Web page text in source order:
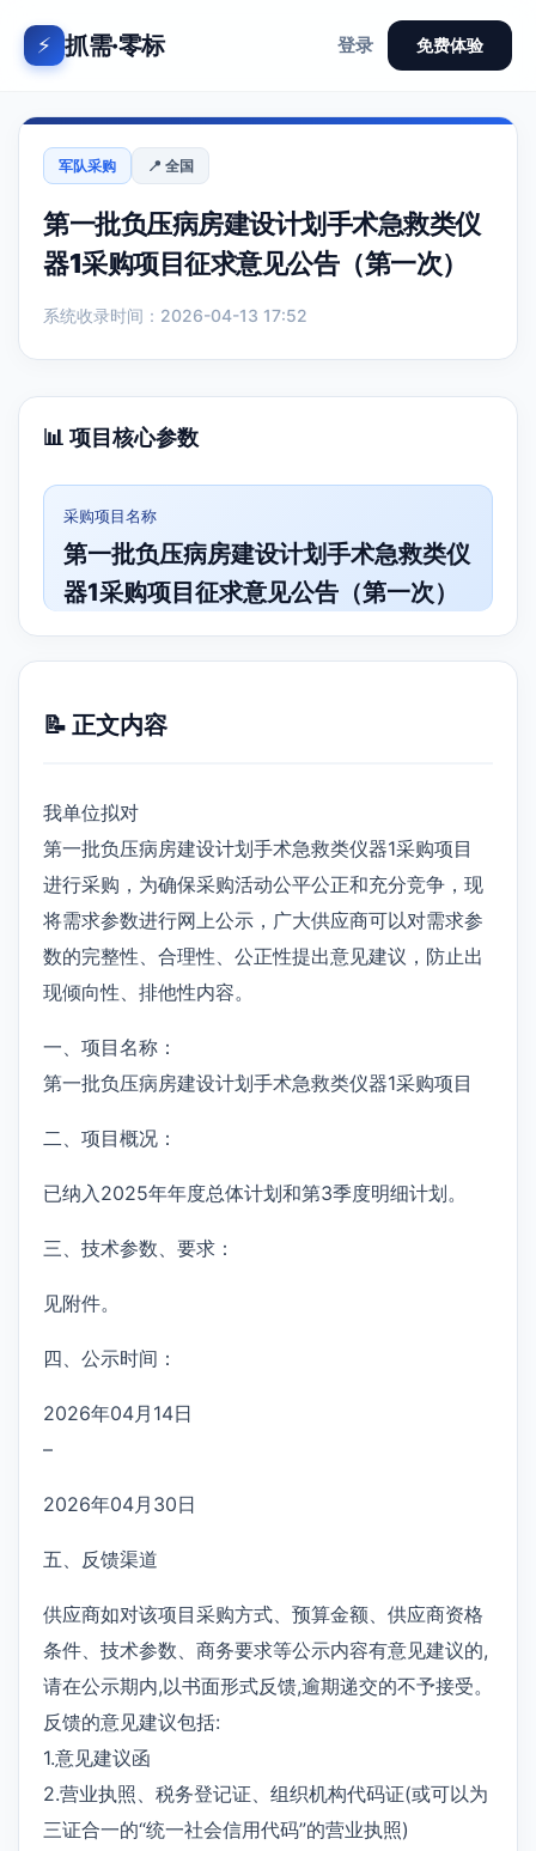
⚡ 抓需·零标 登录 免费体验
军队采购 📍 全国
第一批负压病房建设计划手术急救类仪
器1采购项目征求意见公告（第一次）
系统收录时间：2026-04-13 17:52
📊 项目核心参数
采购项目名称
第一批负压病房建设计划手术急救类仪
器1采购项目征求意见公告（第一次）
📝 正文内容
我单位拟对
第一批负压病房建设计划手术急救类仪器1采购项目
进行采购，为确保采购活动公平公正和充分竞争，现
将需求参数进行网上公示，广大供应商可以对需求参
数的完整性、合理性、公正性提出意见建议，防止出
现倾向性、排他性内容。
一、项目名称：
第一批负压病房建设计划手术急救类仪器1采购项目
二、项目概况：
已纳入2025年年度总体计划和第3季度明细计划。
三、技术参数、要求：
见附件。
四、公示时间：
2026年04月14日
–
2026年04月30日
五、反馈渠道
供应商如对该项目采购方式、预算金额、供应商资格
条件、技术参数、商务要求等公示内容有意见建议的,
请在公示期内,以书面形式反馈,逾期递交的不予接受。
反馈的意见建议包括:
1.意见建议函
2.营业执照、税务登记证、组织机构代码证(或可以为
三证合一的“统一社会信用代码”的营业执照)